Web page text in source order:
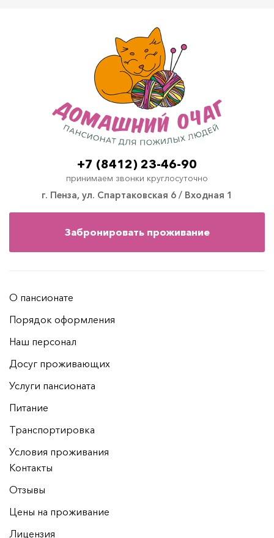
г. Пенза, ул. Спартаковская 6 / Входная 1
+7 (8412) 23-46-90
принимаем звонки круглосуточно
Забронировать проживание
О пансионате
Порядок оформления
Наш персонал
Досуг проживающих
Услуги пансионата
Питание
Транспортировка
Условия проживания
Контакты
Отзывы
Цены на проживание
Лицензия